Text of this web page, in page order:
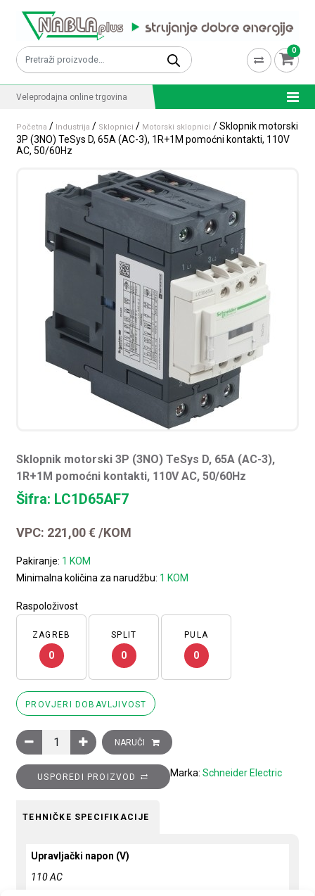
Pretraži: 0
Veleprodajna online trgovina
Početna / Industrija / Sklopnici / Motorski sklopnici / Sklopnik motorski
3P (3NO) TeSys D, 65A (AC-3), 1R+1M pomoćni kontakti, 110V
AC, 50/60Hz
Sklopnik motorski 3P (3NO) TeSys D, 65A (AC-3),
1R+1M pomoćni kontakti, 110V AC, 50/60Hz
Šifra: LC1D65AF7
VPC: 221,00€ /KOM
Pakiranje: 1 KOM
Minimalna količina za narudžbu: 1 KOM
Raspoloživost
ZAGREB
0
SPLIT
0
PULA
0
PROVJERI DOBAVLJIVOST
Sklopnik motorski 3P (3NO) TeSys D, 65A (AC-3), 1R+1M
NARUČI
USPOREDI PROIZVOD Marka: Schneider Electric
TEHNIČKE SPECIFIKACIJE
Upravljački napon (V)
110 AC